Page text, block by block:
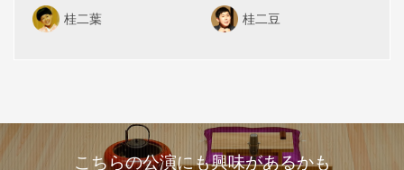
桂二葉 桂二豆
こちらの公演にも興味があるかも